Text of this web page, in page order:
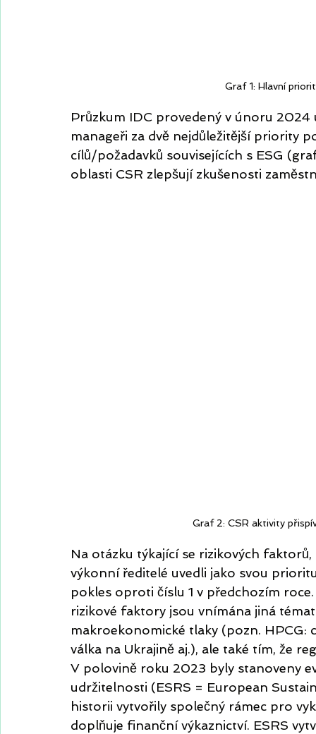
Graf 1: Hlavní
Průzkum IDC provedený v únoru
manageři za dvě nejdůležitější priority
cílů/požadavků souvisejících s ESG
oblasti CSR zlepšují zkušenosti
Graf 2: CSR aktivity
Na otázku týkající se rizikových
výkonní ředitelé uvedli jako svou
pokles oproti číslu 1 v předchozím
rizikové faktory jsou vnímána jiná
makroekonomické tlaky (pozn.
válka na Ukrajině aj.), ale také tím, že
V polovině roku 2023 byly stanoveny
udržitelnosti (ESRS = European
historii vytvořily společný rámec pro
doplňuje finanční výkaznictví. ESRS